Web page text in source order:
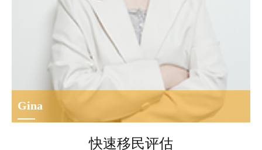
Gina
申请表填报、文书初稿撰写与材料预审。熟练跟进材料收集、
快速移民评估